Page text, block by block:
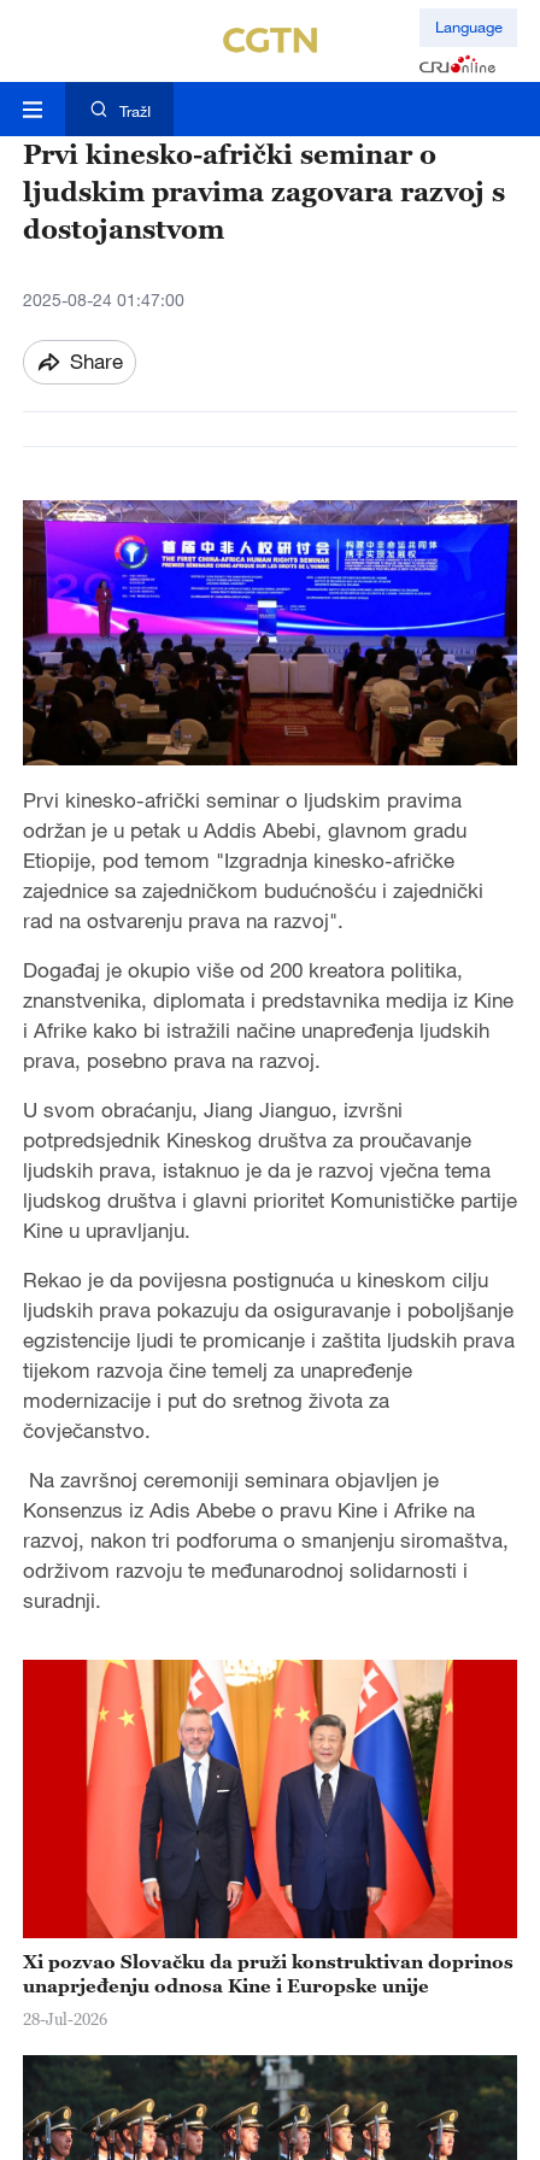
Language
TražI
Prvi kinesko-afrički seminar o
ljudskim pravima zagovara razvoj s
dostojanstvom
2025-08-24 01:47:00
Share
Prvi kinesko-afrički seminar o ljudskim pravima
održan je u petak u Addis Abebi, glavnom gradu
Etiopije, pod temom "Izgradnja kinesko-afričke
zajednice sa zajedničkom budućnošću i zajednički
rad na ostvarenju prava na razvoj".
Događaj je okupio više od 200 kreatora politika,
znanstvenika, diplomata i predstavnika medija iz Kine
i Afrike kako bi istražili načine unapređenja ljudskih
prava, posebno prava na razvoj.
U svom obraćanju, Jiang Jianguo, izvršni
potpredsjednik Kineskog društva za proučavanje
ljudskih prava, istaknuo je da je razvoj vječna tema
ljudskog društva i glavni prioritet Komunističke partije
Kine u upravljanju.
Rekao je da povijesna postignuća u kineskom cilju
ljudskih prava pokazuju da osiguravanje i poboljšanje
egzistencije ljudi te promicanje i zaštita ljudskih prava
tijekom razvoja čine temelj za unapređenje
modernizacije i put do sretnog života za
čovječanstvo.
Na završnoj ceremoniji seminara objavljen je
Konsenzus iz Adis Abebe o pravu Kine i Afrike na
razvoj, nakon tri podforuma o smanjenju siromaštva,
održivom razvoju te međunarodnoj solidarnosti i
suradnji.
Xi pozvao Slovačku da pruži konstruktivan doprinos
unaprjeđenju odnosa Kine i Europske unije
28-Jul-2026